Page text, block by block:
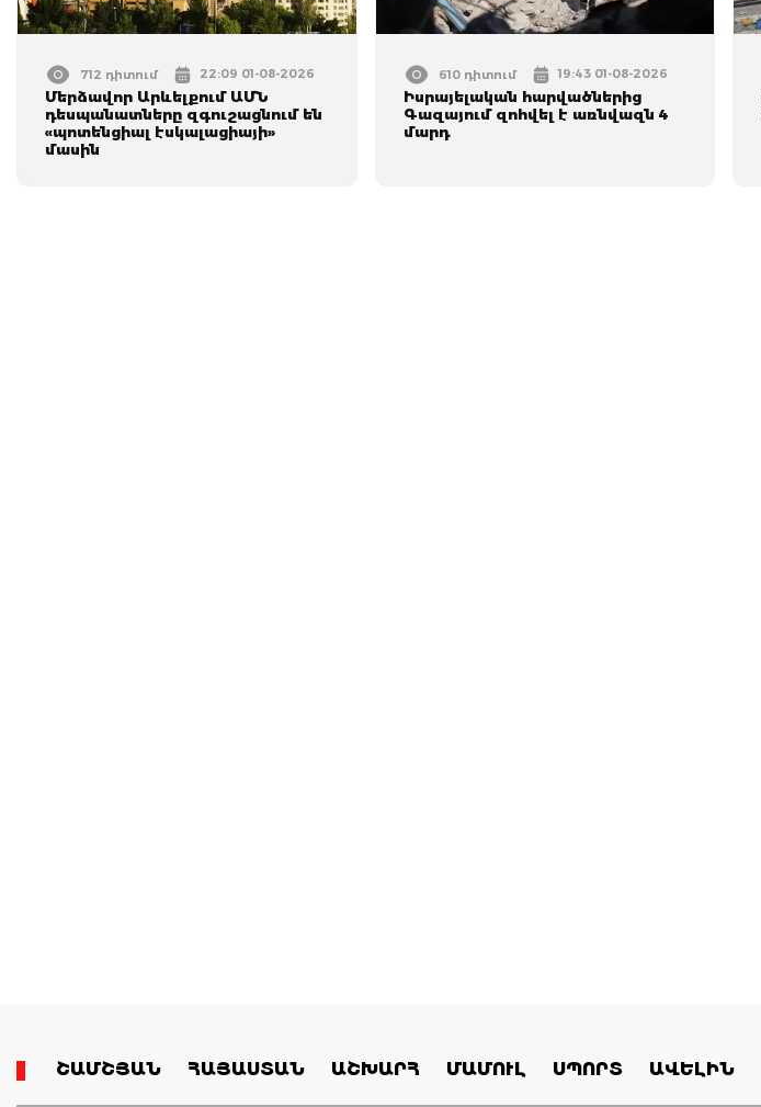
712 դիտում 22:09 01-08-2026
Մերձավոր Արևելքում ԱՄՆ
դեսպանատները զգուշացնում են
«պոտենցիալ էսկալացիայի»
մասին
610 դիտում 19:43 01-08-2026
Իսրայելական հարվածներից
Գազայում զոհվել է առնվազն 4
մարդ
ՇԱՄՇՅԱՆ ՀԱՅԱՍՏԱՆ ԱՇԽԱՐՀ ՄԱՄՈՒԼ ՍՊՈՐՏ ԱՎԵԼԻՆ